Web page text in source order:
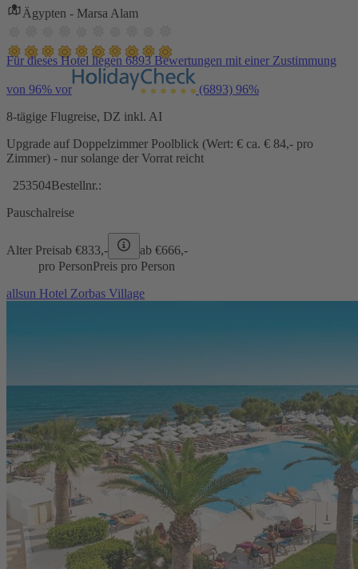
Ägypten - Marsa Alam
Für dieses Hotel liegen 6893 Bewertungen mit einer Zustimmung
von 96% vor (6893) 96%
8-tägige Flugreise, DZ inkl. AI
Upgrade auf Doppelzimmer Poolblick (Wert: € ca. € 84,- pro
Zimmer) - nur solange der Vorrat reicht
253504Bestellnr.:
Pauschalreise
Alter Preisab €833,- ab €666,-
pro PersonPreis pro Person
allsun Hotel Zorbas Village